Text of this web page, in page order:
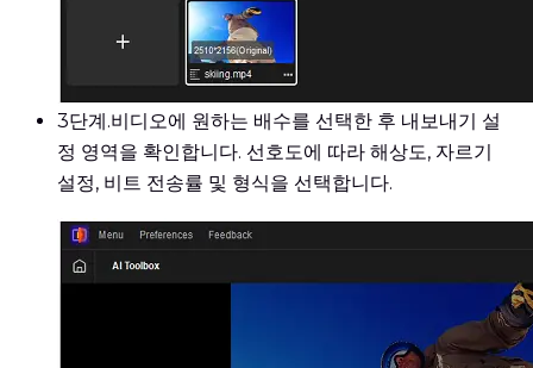
3단계.비디오에 원하는 배수를 선택한 후 내보내기 설
정 영역을 확인합니다. 선호도에 따라 해상도, 자르기
설정, 비트 전송률 및 형식을 선택합니다.